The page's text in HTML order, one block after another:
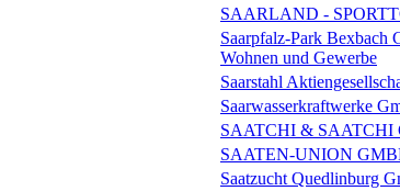
SAARLAND -
Saarpfalz-Park Bexbach
Wohnen und Gewerbe
Saarstahl
Saarwasserkraftwerke
SAATCHI & SAATCHI
SAATEN-UNION
Saatzucht Quedlinburg